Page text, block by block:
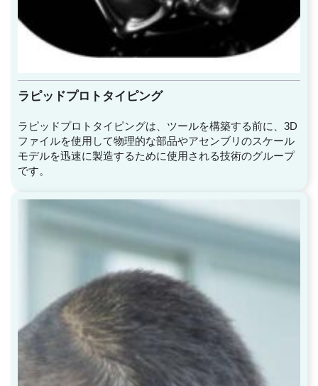
ラピッドプロトタイピング
ラピッドプロトタイピングは、ツールを構築する前に、3D
ファイルを使用して物理的な部品やアセンブリのスケール
モデルを迅速に製造するために使用される技術のグループ
です。